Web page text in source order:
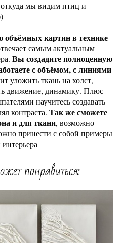
мы видим птиц и
объёмных картин в технике
самым актуальным
Вы создадите полноценную
с объёмом, с линиями
уложить ткань на холст,
движение, динамику. Плюс
научитесь создавать
контраста. Так же сможете
и для ткани, возможно
принести с собой примеры
понравиться: